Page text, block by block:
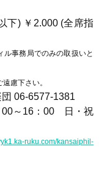
) ￥2.000 (全席指
事務局でのみの取扱いと
慮下さい。
06-6577-1381
～16：00 日・祝
ruku.com/kansaiphil-